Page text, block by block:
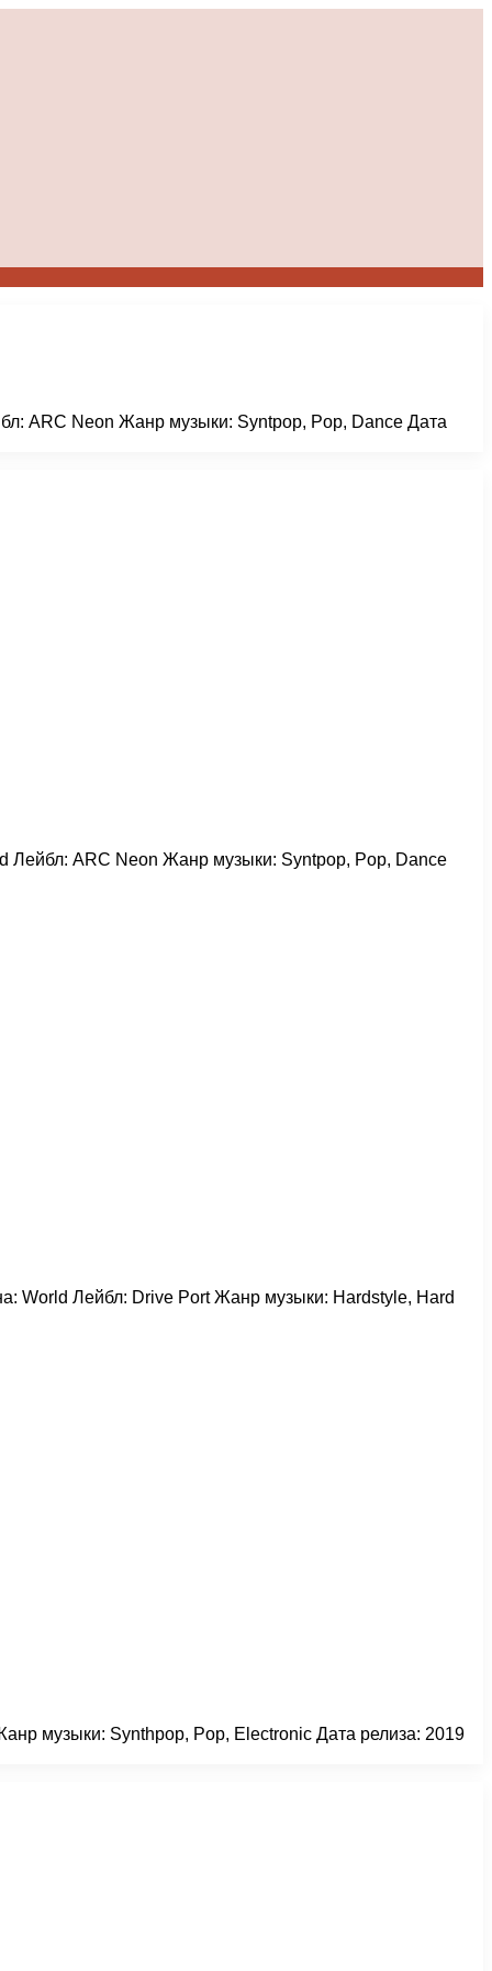
ARC Neon Жанр музыки: Syntpop, Pop, Dance Дата
Лейбл: ARC Neon Жанр музыки: Syntpop, Pop, Dance
World Лейбл: Drive Port Жанр музыки: Hardstyle, Hard
музыки: Synthpop, Pop, Electronic Дата релиза: 2019